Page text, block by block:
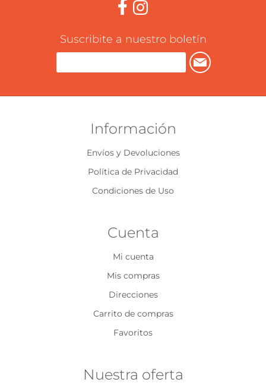
Suscribite a nuestro boletín
Información
Envíos y Devoluciones
Política de Privacidad
Condiciones de Uso
Cuenta
Mi cuenta
Mis compras
Direcciones
Carrito de compras
Favoritos
Nuestra oferta